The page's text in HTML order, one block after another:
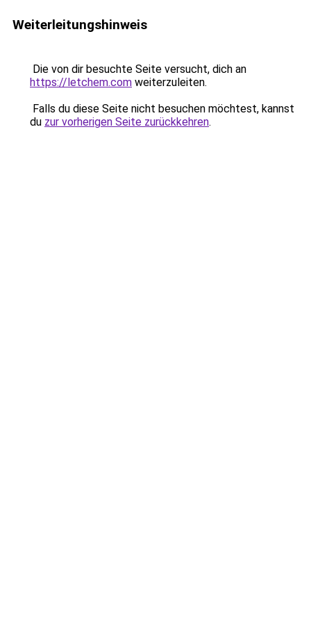
Weiterleitungshinweis
Die von dir besuchte Seite versucht, dich an
https://letchem.com weiterzuleiten.
Falls du diese Seite nicht besuchen möchtest, kannst
du zur vorherigen Seite zurückkehren.